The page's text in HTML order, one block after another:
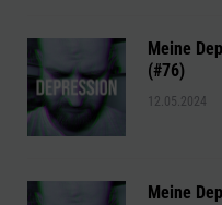
Meine
(#76)
12.05.2024
Meine